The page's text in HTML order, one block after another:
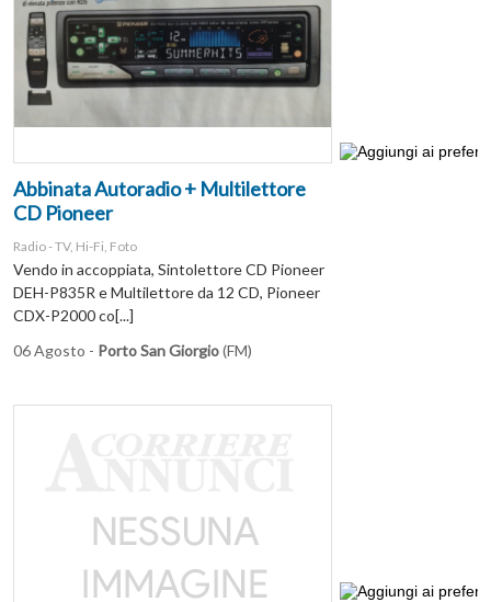
Abbinata Autoradio + Multilettore
CD Pioneer
Radio - TV, Hi-Fi, Foto
Vendo in accoppiata, Sintolettore CD Pioneer
DEH-P835R e Multilettore da 12 CD, Pioneer
CDX-P2000 co[...]
06 Agosto - Porto San Giorgio(FM)